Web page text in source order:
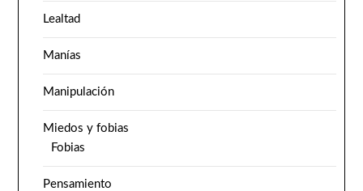
Lealtad
Manías
Manipulación
Miedos y fobias
Fobias
Pensamiento